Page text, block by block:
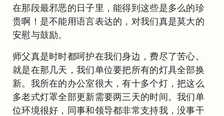
在那段最邪恶的日子里，能得到这些是多么的珍
贵啊！是不能用语言表达的，对我们真是莫大的
安慰与鼓励。
师父真是时时都呵护在我们身边，费尽了苦心。
就是在那几天，我们单位要把所有的灯具全部换
新。我所在的办公室很大，有十多个灯，把这么
多老式灯罩全部更新需要两三天的时间。我们单
位环境很好，同事和领导都非常支持我，没事干